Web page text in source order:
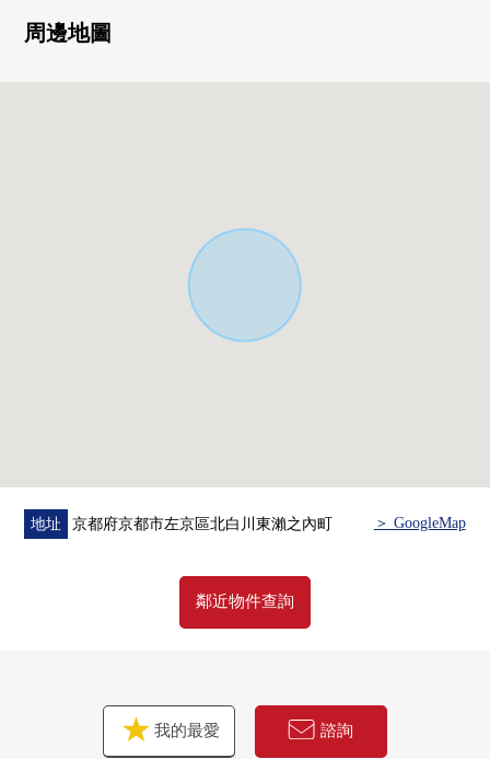
○家電梯有
周邊地圖
地址 京都府京都市左京區北白川東瀨之內町 ＞ GoogleMap
鄰近物件查詢
我的最愛 諮詢